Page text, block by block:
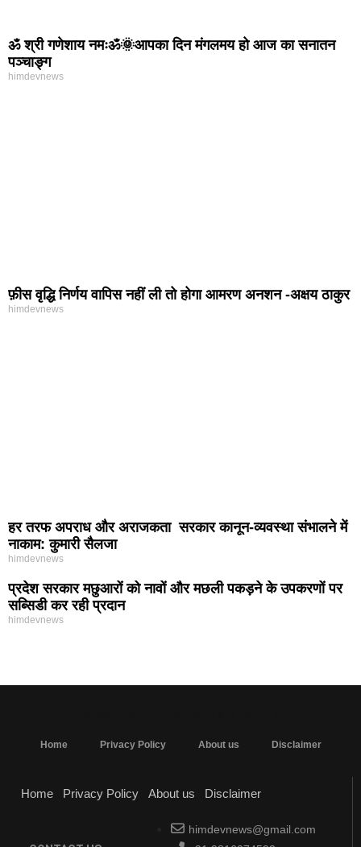
ॐ श्री गणेशाय नमःॐ🌞आपका दिन मंगलमय हो आज का सनातन
पञ्चाङ्ग
himdevnews
फ़ीस वृद्धि निर्णय वापिस नहीं ली तो होगा आमरण अनशन -अक्षय ठाकुर
himdevnews
हर तरफ अपराध और अराजकता सरकार कानून-व्यवस्था संभालने में
नाकाम: कुमारी सैलजा
himdevnews
प्रदेश सरकार मछुआरों को नावों और मछली पकड़ने के उपकरणों पर
सब्सिडी कर रही प्रदान
himdevnews
Home Privacy Policy About us Disclaimer
Home Privacy Policy About us Disclaimer
himdevnews@gmail.com